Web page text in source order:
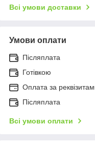
Всі умови доставки
Умови оплати
Післяплата
Готівкою
Оплата за
Післяплата
Всі умови оплати